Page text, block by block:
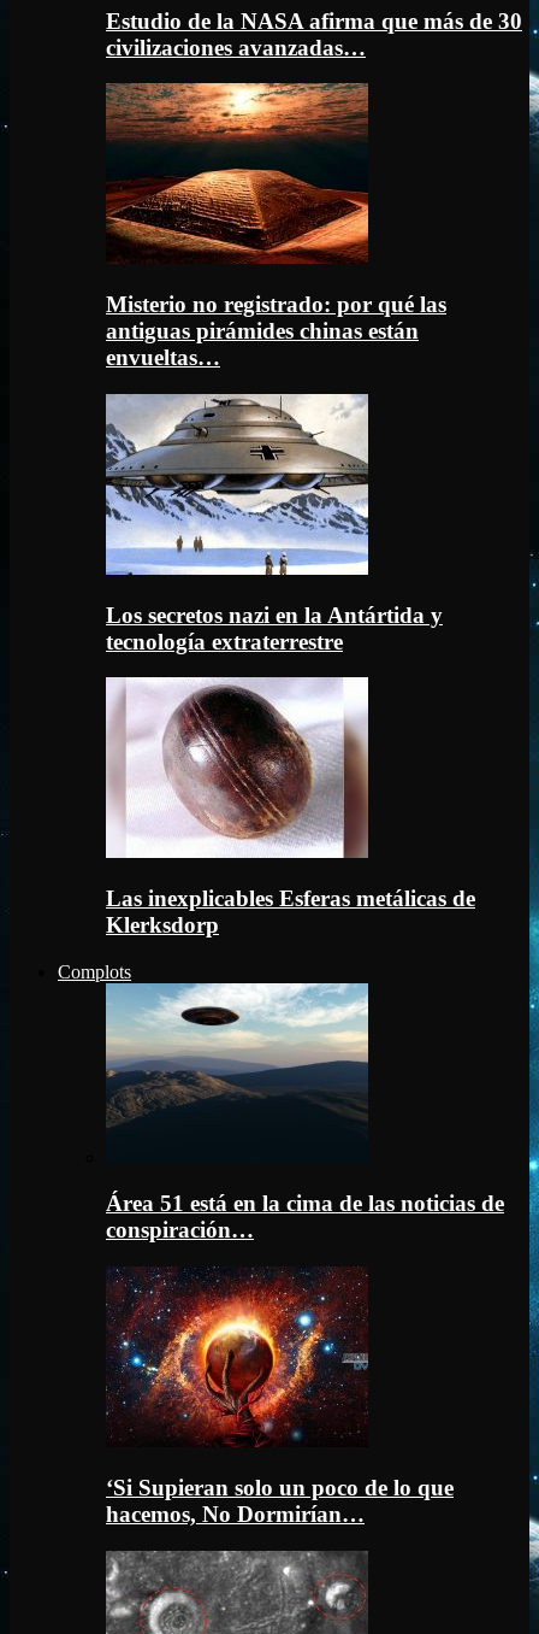
Estudio de la NASA afirma que más de 30
civilizaciones avanzadas…
Misterio no registrado: por qué las
antiguas pirámides chinas están
envueltas…
Los secretos nazi en la Antártida y
tecnología extraterrestre
Las inexplicables Esferas metálicas de
Klerksdorp
Complots
Área 51 está en la cima de las noticias de
conspiración…
‘Si Supieran solo un poco de lo que
hacemos, No Dormirían…